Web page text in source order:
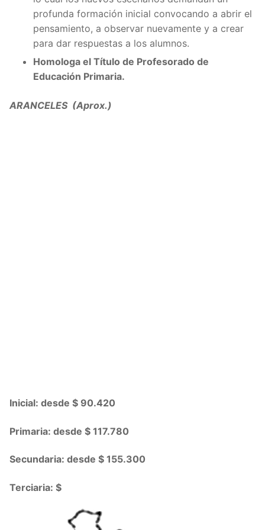
profunda formación inicial convocando a abrir el
pensamiento, a observar nuevamente y a crear
para dar respuestas a los alumnos.
Homologa el Título de Profesorado de
Educación Primaria.
ARANCELES (Aprox.)
Inicial: desde $ 90.420
Primaria: desde $ 117.780
Secundaria: desde $ 155.300
Terciaria: $